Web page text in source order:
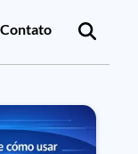
Contato